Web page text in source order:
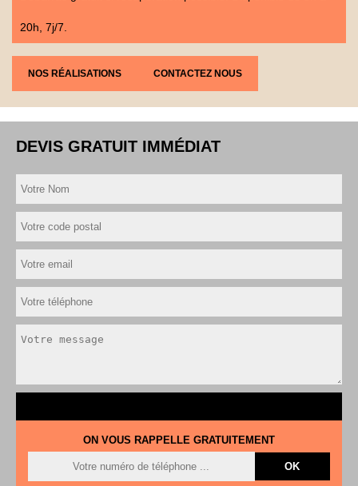
20h, 7j/7.
NOS RÉALISATIONS CONTACTEZ NOUS
DEVIS GRATUIT IMMÉDIAT
ON VOUS RAPPELLE GRATUITEMENT